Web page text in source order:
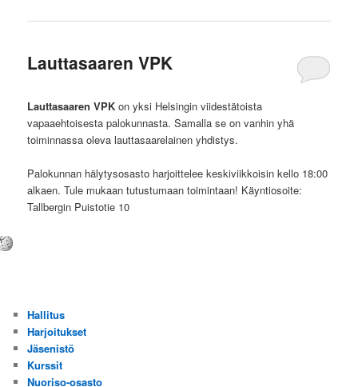
Lauttasaaren VPK
Lauttasaaren VPK on yksi Helsingin viidestätoista
vapaaehtoisesta palokunnasta. Samalla se on vanhin yhä
toiminnassa oleva lauttasaarelainen yhdistys.
Palokunnan hälytysosasto harjoittelee keskiviikkoisin kello 18:00
alkaen. Tule mukaan tutustumaan toimintaan! Käyntiosoite:
Tallbergin Puistotie 10
Hallitus
Harjoitukset
Jäsenistö
Kurssit
Nuoriso-osasto